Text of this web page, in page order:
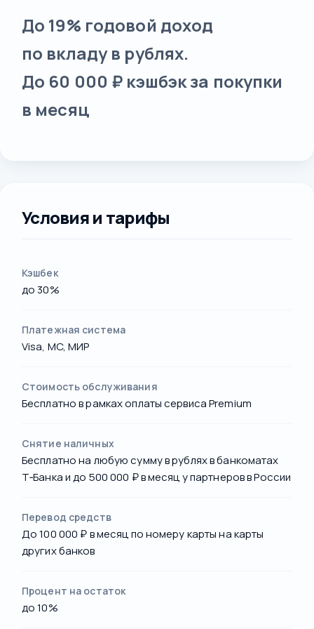
До 19% годовой доход
по вкладу в рублях.
До 60 000 ₽ кэшбэк за покупки
в месяц
Условия и тарифы
Кэшбек
до 30%
Платежная система
Visa, MC, МИР
Стоимость обслуживания
Бесплатно в рамках оплаты сервиса Premium
Снятие наличных
Бесплатно на любую сумму в рублях в банкоматах
Т‑Банка и до 500 000 ₽ в месяц у партнеров в России
Перевод средств
До 100 000 ₽ в месяц по номеру карты на карты
других банков
Процент на остаток
до 10%